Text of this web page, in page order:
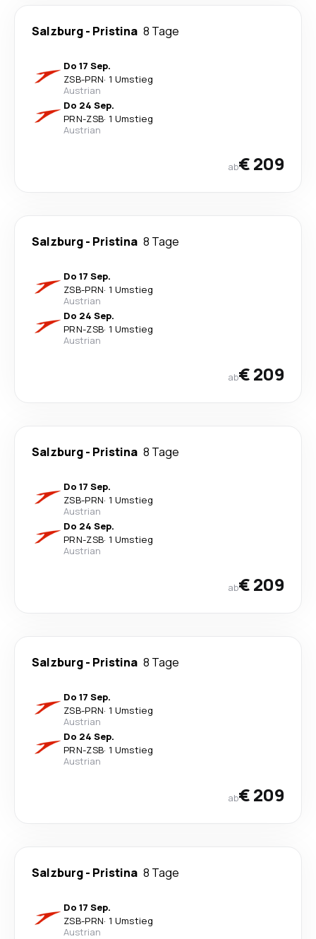
Salzburg- Pristina 8 Tage
Do 17 Sep.
ZSB-PRN· 1 Umstieg
Austrian
Do 24 Sep.
PRN-ZSB· 1 Umstieg
Austrian
ab€ 209
Salzburg- Pristina 8 Tage
Do 17 Sep.
ZSB-PRN· 1 Umstieg
Austrian
Do 24 Sep.
PRN-ZSB· 1 Umstieg
Austrian
ab€ 209
Salzburg- Pristina 8 Tage
Do 17 Sep.
ZSB-PRN· 1 Umstieg
Austrian
Do 24 Sep.
PRN-ZSB· 1 Umstieg
Austrian
ab€ 209
Salzburg- Pristina 8 Tage
Do 17 Sep.
ZSB-PRN· 1 Umstieg
Austrian
Do 24 Sep.
PRN-ZSB· 1 Umstieg
Austrian
ab€ 209
Salzburg- Pristina 8 Tage
Do 17 Sep.
ZSB-PRN· 1 Umstieg
Austrian